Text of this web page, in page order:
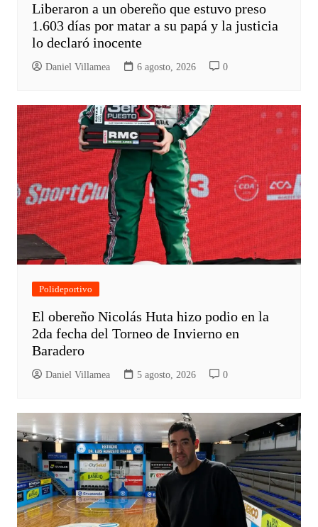
Liberaron a un obereño que estuvo preso
1.603 días por matar a su papá y la justicia
lo declaró inocente
Daniel Villamea 6 agosto, 2026 0
Polideportivo
El obereño Nicolás Huta hizo podio en la
2da fecha del Torneo de Invierno en
Baradero
Daniel Villamea 5 agosto, 2026 0